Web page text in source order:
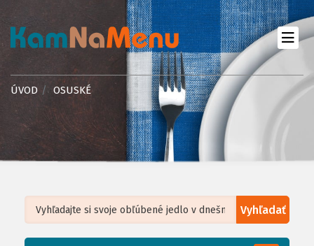
ÚVOD OSUSKÉ
Vyhľadať
Leaflet| ©OpenStreetMap, Tiles courtesy ofHumanitarian OpenStreetMap